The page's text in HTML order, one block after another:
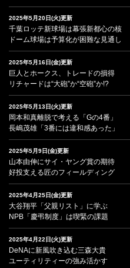
2025年5月20日(火)更新
千葉ロッテ新球場は幕張新都心の核
ドーム球場は予算化が困難な見通し
2025年5月16日(金)更新
巨人とホークス、トレードの損得
リチャードは“大砲”か“空砲”か!?
2025年5月13日(火)更新
岡本和真離脱で考える「Gの4番」
長嶋茂雄「3番には違和感あった」
2025年5月9日(金)更新
山本由伸にサイ・ヤング賞の期待
好投支える匠のフィールディング
2025年4月25日(金)更新
大谷翔平「父親リスト」に学ぶ
NPB「慶弔制度」は喫緊の課題
2025年4月22日(火)更新
DeNAに新風吹き込む三森大貴
ユーティリティーの強み活かす